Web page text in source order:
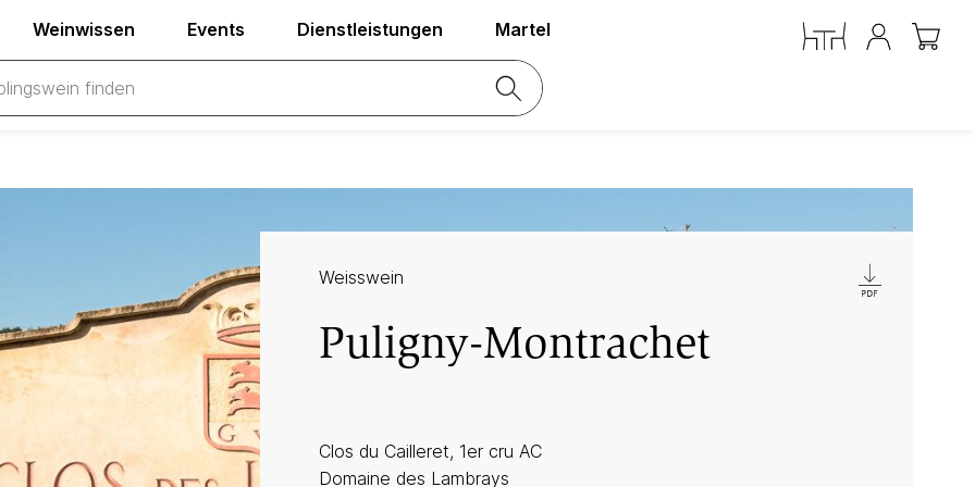
Weinwissen Events Dienstleistungen Martel
Weisswein
Puligny-Montrachet
Clos du Cailleret, 1er cru AC
Domaine des Lambrays